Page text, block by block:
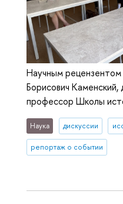
Научным
Борисович Каменский,
профессор Школы
Наука дискуссии
репортаж о событии